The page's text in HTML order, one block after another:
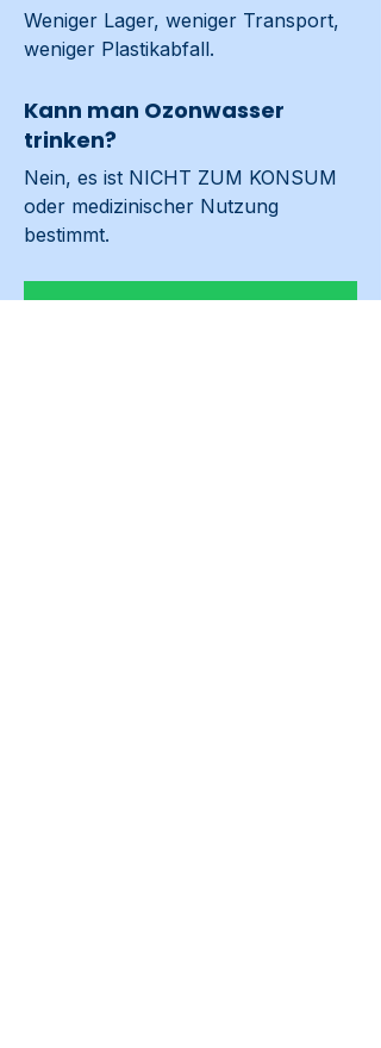
Weniger Lager, weniger Transport,
weniger Plastikabfall.
Kann man Ozonwasser
trinken?
Nein, es ist NICHT ZUM KONSUM
oder medizinischer Nutzung
bestimmt.
Kontakt aufnehmen